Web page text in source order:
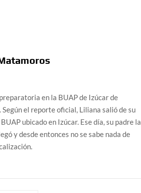
en la BUAP de Izúcar de
el reporte oficial, Liliana salió de su
ubicado en Izúcar. Ese día, su padre la
y desde entonces no se sabe nada de